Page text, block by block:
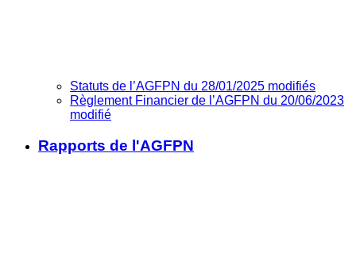
Statuts de l’AGFPN du 28/01/2025 modifiés
Règlement Financier de l’AGFPN du 20/06/2023
modifié
Rapports de l'AGFPN